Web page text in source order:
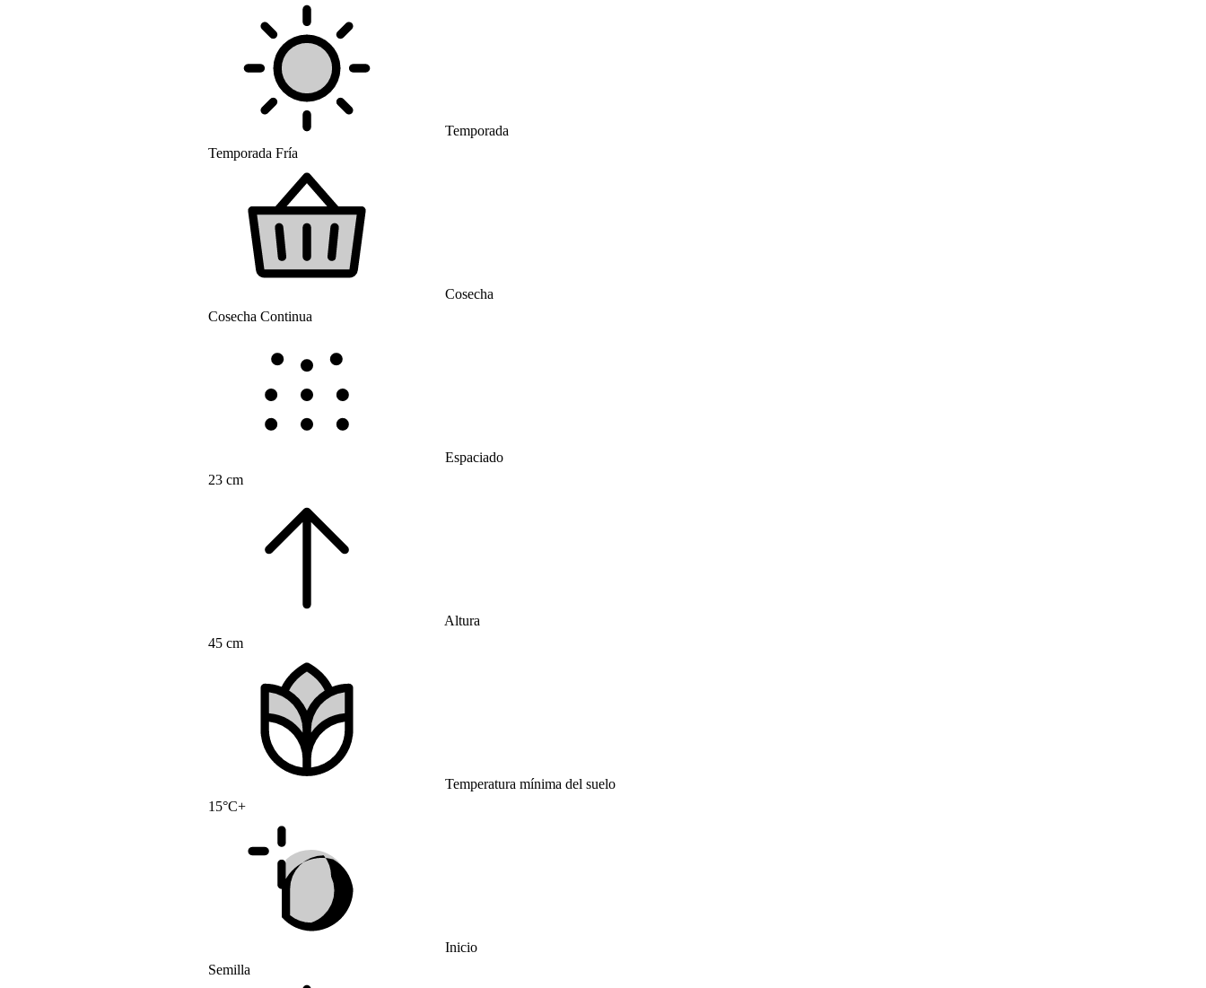
Temporada
Temporada Fría
Cosecha
Cosecha Continua
Espaciado
23 cm
Altura
45 cm
Temperatura mínima del suelo
15°C+
Inicio
Semilla